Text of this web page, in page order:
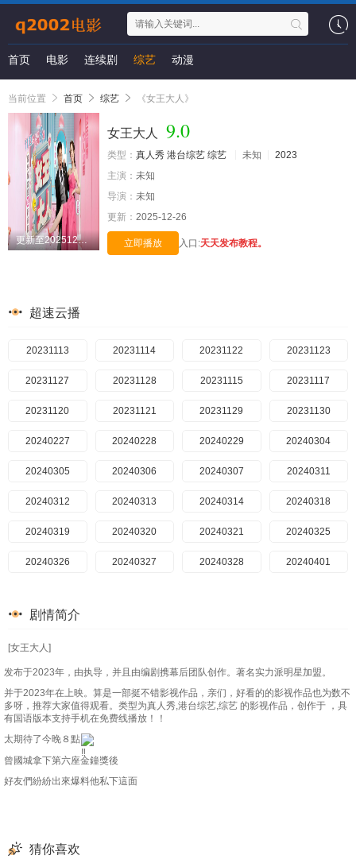
首页 电影 连续剧 综艺 动漫
当前位置 首页 综艺 《女王大人》
更新至20251225期
女王大人 9.0
类型： 真人秀 港台综艺 综艺 未知
2023
主演： 未知
导演： 未知
更新： 2025-12-26
立即播放 入口:天天发布教程。
超速云播
20231113 20231114 20231122 20231123
20231127 20231128 20231115 20231117
20231120 20231121 20231129 20231130
20240227 20240228 20240229 20240304
20240305 20240306 20240307 20240311
20240312 20240313 20240314 20240318
20240319 20240320 20240321 20240325
20240326 20240327 20240328 20240401
20240410
20240417
20240502 20240506 20240507 20240508
20240509
剧情简介
[女王大人]
发布于2023年，由执导，并且由编剧携幕后团队创作。著名实力派明星加盟。
并于2023年在上映。算是一部挺不错影视作品，亲们，好看的的影视作品也为数不
多呀，推荐大家值得观看。类型为真人秀,港台综艺,综艺 的影视作品，创作于 ，具
有国语版本支持手机在免费线播放！！
太期待了今晚８點
曾國城拿下第六座金鐘獎後
好友們紛紛出來爆料他私下這面
猜你喜欢